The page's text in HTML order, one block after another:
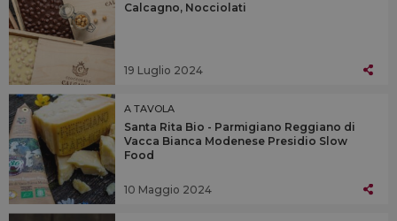
Calcagno, Nocciolati
19 Luglio 2024
A TAVOLA
Santa Rita Bio - Parmigiano Reggiano di
Vacca Bianca Modenese Presidio Slow
Food
10 Maggio 2024